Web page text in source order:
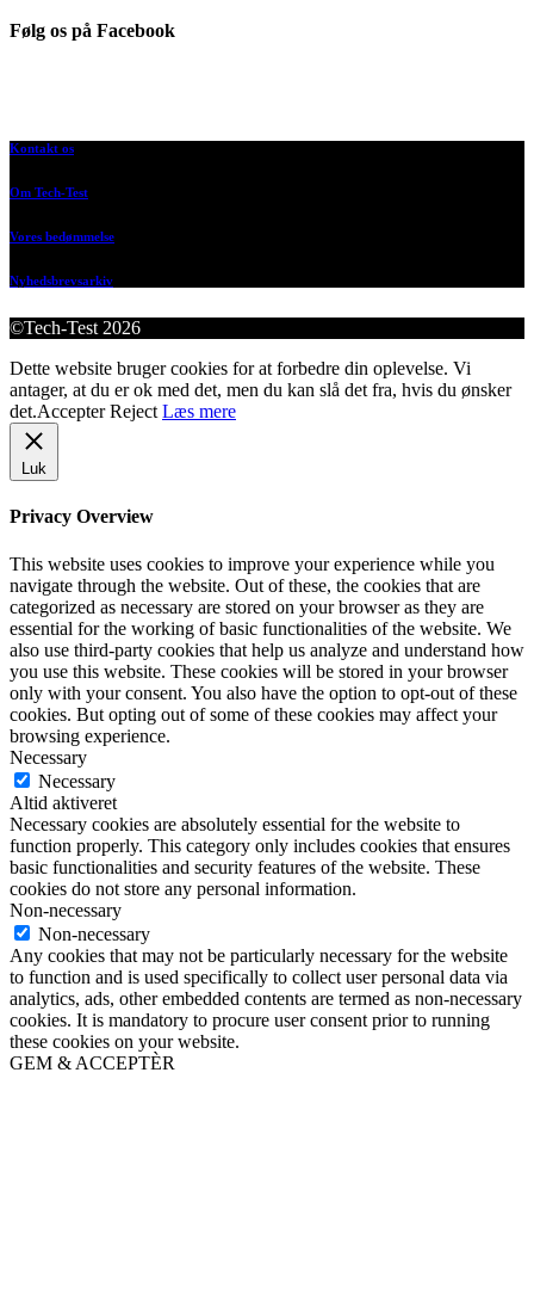
Følg os på Facebook
Kontakt os
Om Tech-Test
Vores bedømmelse
Nyhedsbrevsarkiv
©Tech-Test 2026
Dette website bruger cookies for at forbedre din oplevelse. Vi
antager, at du er ok med det, men du kan slå det fra, hvis du ønsker
det.Accepter Reject Læs mere
Luk
Privacy Overview
This website uses cookies to improve your experience while you
navigate through the website. Out of these, the cookies that are
categorized as necessary are stored on your browser as they are
essential for the working of basic functionalities of the website. We
also use third-party cookies that help us analyze and understand how
you use this website. These cookies will be stored in your browser
only with your consent. You also have the option to opt-out of these
cookies. But opting out of some of these cookies may affect your
browsing experience.
Necessary
Necessary
Altid aktiveret
Necessary cookies are absolutely essential for the website to
function properly. This category only includes cookies that ensures
basic functionalities and security features of the website. These
cookies do not store any personal information.
Non-necessary
Non-necessary
Any cookies that may not be particularly necessary for the website
to function and is used specifically to collect user personal data via
analytics, ads, other embedded contents are termed as non-necessary
cookies. It is mandatory to procure user consent prior to running
these cookies on your website.
GEM & ACCEPTÈR